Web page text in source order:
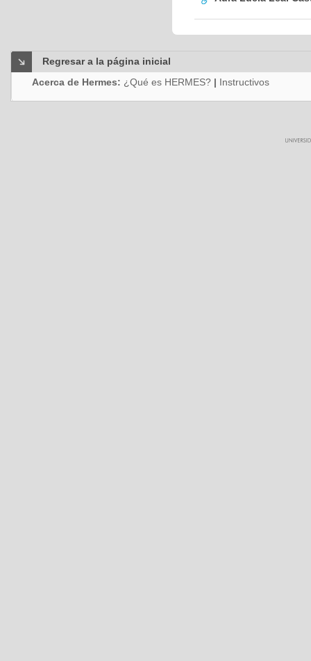
Regresar a la página inicial
Acerca de Hermes: ¿Qué es HERMES? | Instructivos